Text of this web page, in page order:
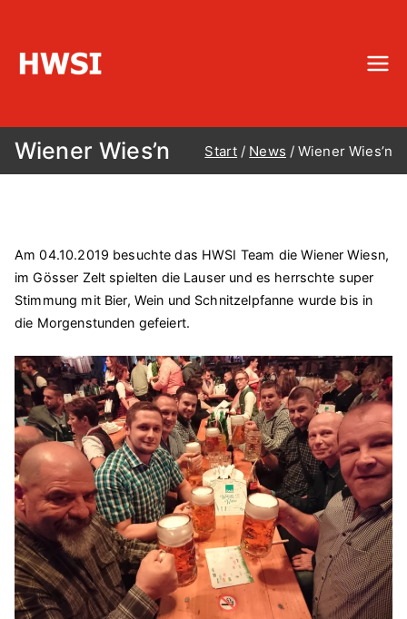
Wiener Wies’n Start News Wiener Wies’n
Am 04.10.2019 besuchte das HWSI Team die Wiener Wiesn,
im Gösser Zelt spielten die Lauser und es herrschte super
Stimmung mit Bier, Wein und Schnitzelpfanne wurde bis in
die Morgenstunden gefeiert.